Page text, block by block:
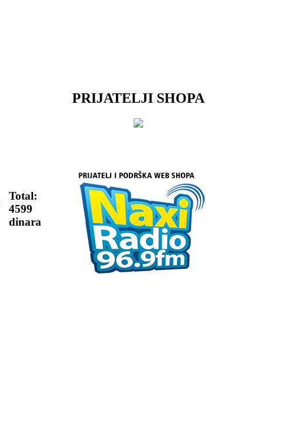
Total:
4599
dinara
PRIJATELJI SHOPA